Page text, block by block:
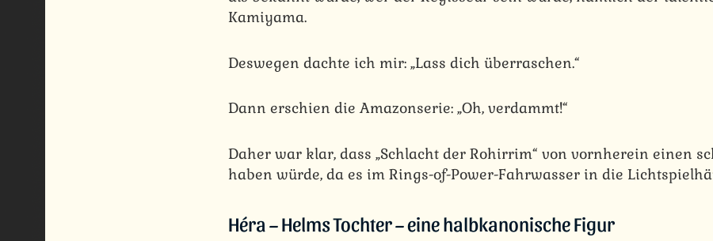
Kamiyama.
Deswegen dachte ich mir: „Lass dich überraschen.“
Dann erschien die Amazonserie: „Oh, verdammt!“
Daher war klar, dass „Schlacht der Rohirrim“ von vornherein einen
haben würde, da es im Rings-of-Power-Fahrwasser in die
Héra – Helms Tochter – eine halbkanonische Figur